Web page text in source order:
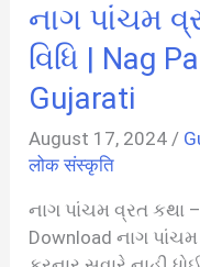
કથા
PDF
નાગ પાંચમ
વિધિ | Nag
Gujarati
August 17, 2024/
लोक संस्कृति
નાગ પાંચમ વ્રત કથા
Download નાગ